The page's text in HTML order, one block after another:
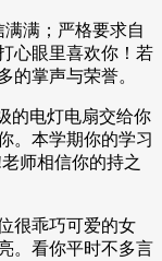
满；严格要求自
心眼里喜欢你！若
的掌声与荣誉。
电灯电扇交给你
。本学期你的学习
师相信你的持之
很乖巧可爱的女
。看你平时不多言